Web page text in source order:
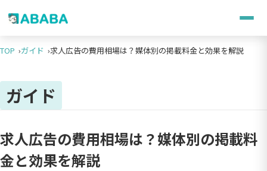
TOP ガイド 求人広告の費用相場は？媒体別の掲載料金と効果を解説
ガイド
求人広告の費用相場は？媒体別の掲載料
金と効果を解説